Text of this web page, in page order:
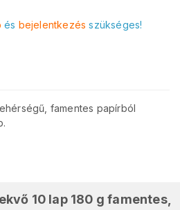
és bejelentkezés szükséges!
famentes papírból
10 lap 180 g famentes,